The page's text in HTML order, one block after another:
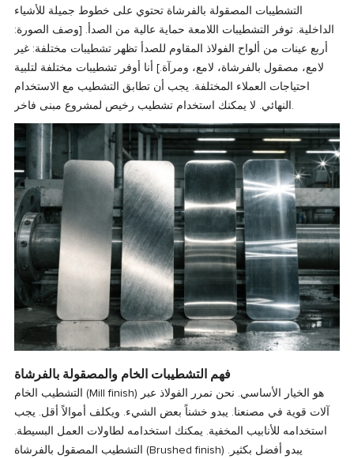
التشطيبات المصقولة بالفرشاة تحتوي على خطوط جميلة للأشياء
الداخلية. توفر التشطيبات اللامعة حماية عالية من الصدأ. [وصف الصورة:
أربع عينات من ألواح الفولاذ المقاوم للصدأ تظهر تشطيبات مختلفة: غير
لامع، مصقول بالفرشاة، لامع، ومرآة.] أنا أوفر تشطيبات مختلفة لتلبية
احتياجات العملاء المختلفة. يجب أن تطابق التشطيب مع الاستخدام
فهم التشطيبات الخام والمصقولة بالفرشاة
التشطيب الخام (Mill finish) هو الخيار الأساسي. نحن نمرر الفولاذ عبر
آلات قوية في مصنعنا. يبدو خشناً بعض الشيء. ويكلف أموالاً أقل. يجب
استخدامه للأنابيب المخفية. يمكنك استخدامه لطاولات العمل البسيطة.
التشطيب المصقول بالفرشاة (Brushed finish) يبدو أفضل بكثير.